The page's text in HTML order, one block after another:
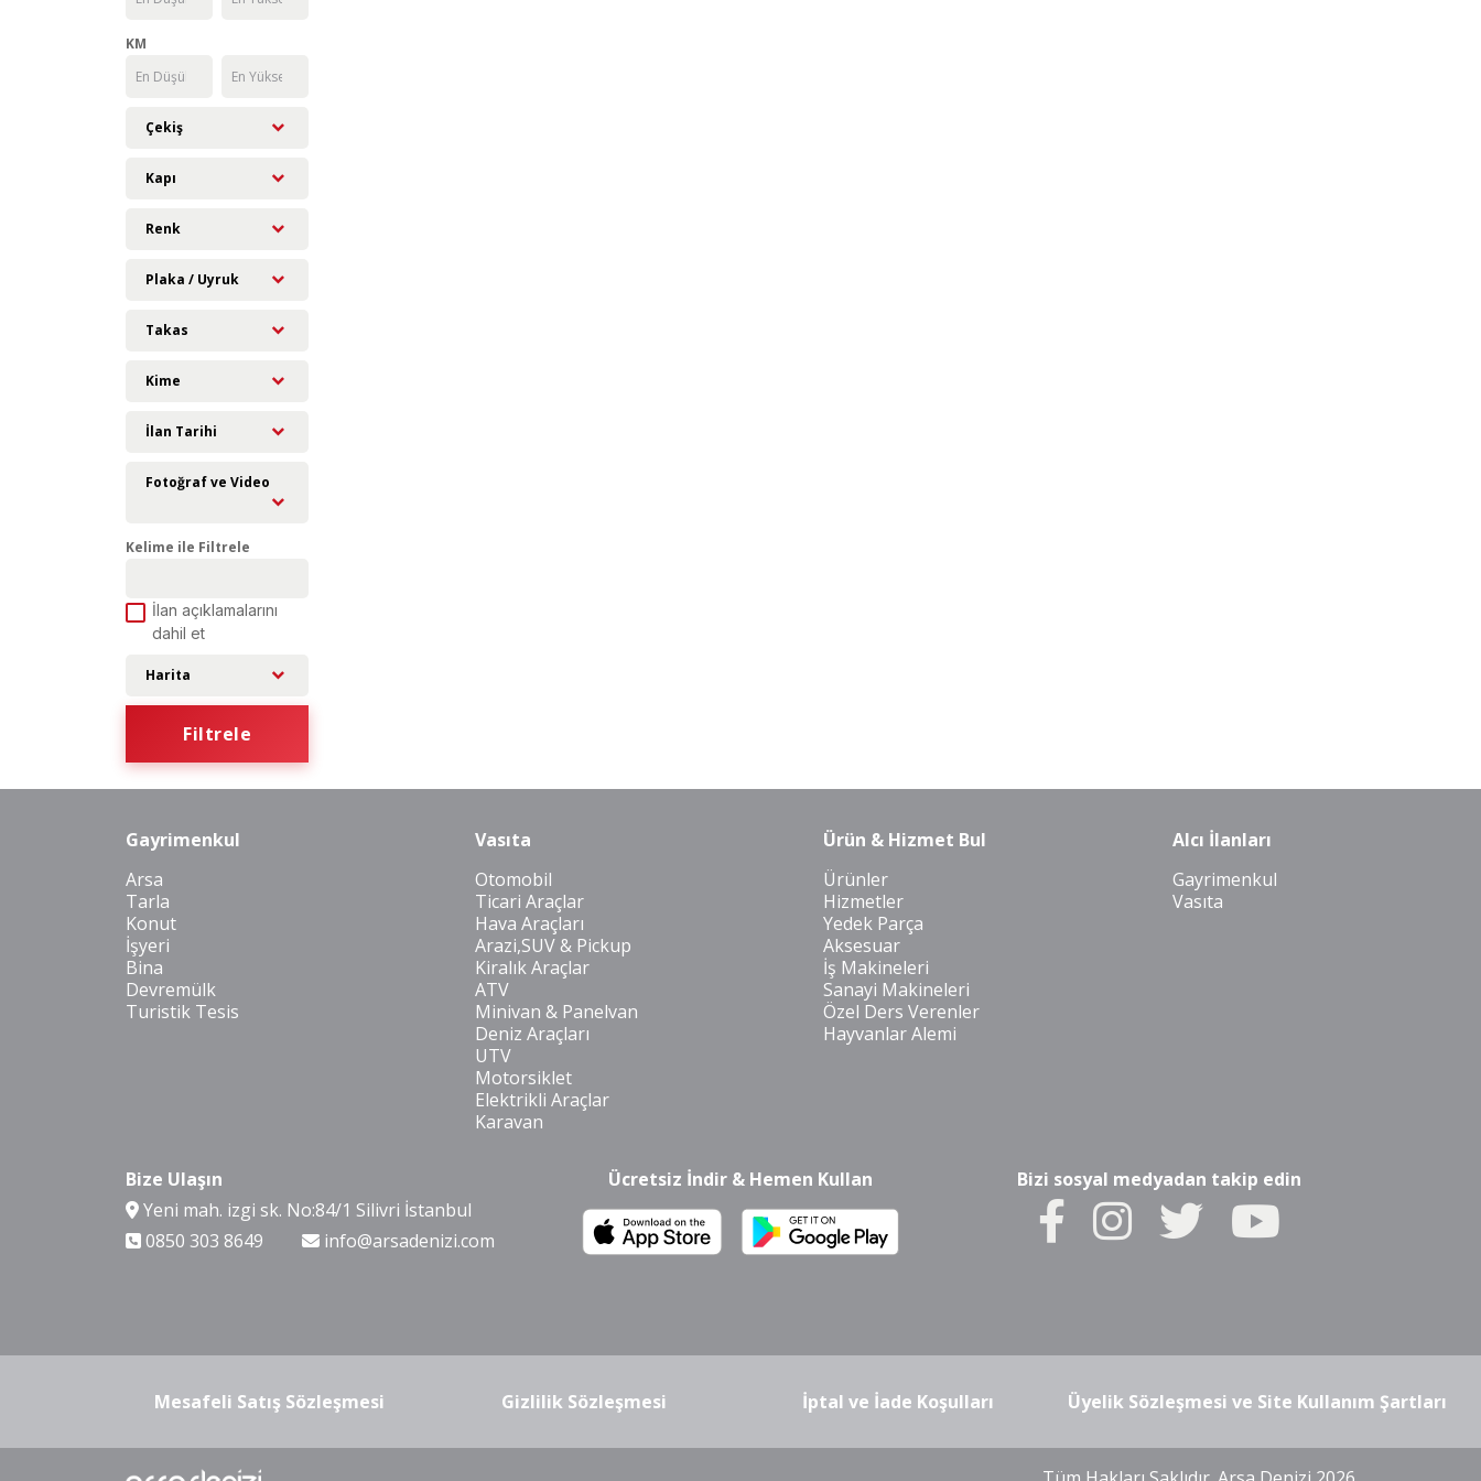
KM
Çekiş
Kapı
Renk
Plaka / Uyruk
Takas
Kime
İlan Tarihi
Fotoğraf ve Video
Kelime ile Filtrele
İlan açıklamalarını
dahil et
Harita
Filtrele
Gayrimenkul
Arsa
Tarla
Konut
İşyeri
Bina
Devremülk
Turistik Tesis
Vasıta
Otomobil
Ticari Araçlar
Hava Araçları
Arazi,SUV & Pickup
Kiralık Araçlar
ATV
Minivan & Panelvan
Deniz Araçları
UTV
Motorsiklet
Elektrikli Araçlar
Karavan
Ürün & Hizmet Bul
Ürünler
Hizmetler
Yedek Parça
Aksesuar
İş Makineleri
Sanayi Makineleri
Özel Ders Verenler
Hayvanlar Alemi
Alcı İlanları
Gayrimenkul
Vasıta
Bize Ulaşın
Yeni mah. izgi sk. No:84/1 Silivri İstanbul
0850 303 8649
info@arsadenizi.com
Ücretsiz İndir & Hemen Kullan Bizi sosyal medyadan takip edin
Mesafeli Satış Sözleşmesi Gizlilik Sözleşmesi İptal ve İade Koşulları Üyelik Sözleşmesi ve Site Kullanım Şartları